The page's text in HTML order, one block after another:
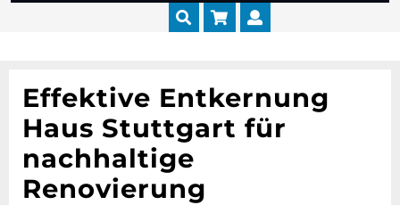
Cart
Effektive Entkernung
Haus Stuttgart für
nachhaltige
Renovierung